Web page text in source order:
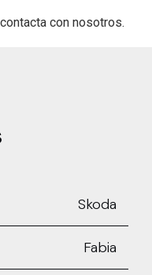
con nosotros.
Skoda
Fabia